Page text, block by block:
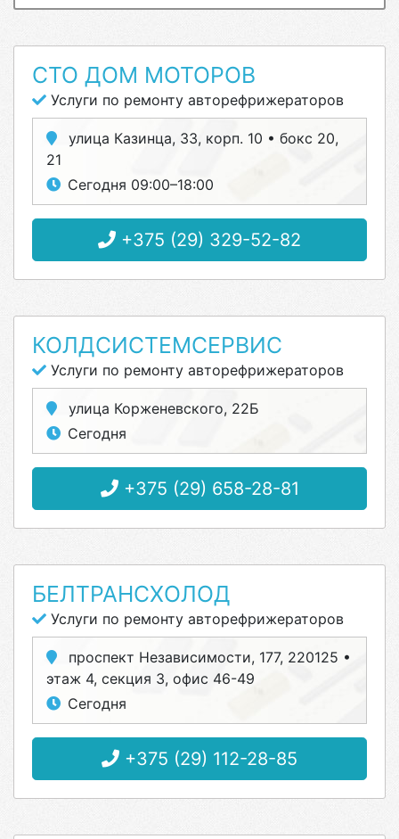
СТО ДОМ МОТОРОВ
Услуги по ремонту авторефрижераторов
улица Казинца, 33, корп. 10 • бокс 20,
21
Сегодня 09:00–18:00
+375 (29) 329-52-82
КОЛДСИСТЕМСЕРВИС
Услуги по ремонту авторефрижераторов
улица Корженевского, 22Б
Сегодня
+375 (29) 658-28-81
БЕЛТРАНСХОЛОД
Услуги по ремонту авторефрижераторов
проспект Независимости, 177, 220125 •
этаж 4, секция 3, офис 46-49
Сегодня
+375 (29) 112-28-85